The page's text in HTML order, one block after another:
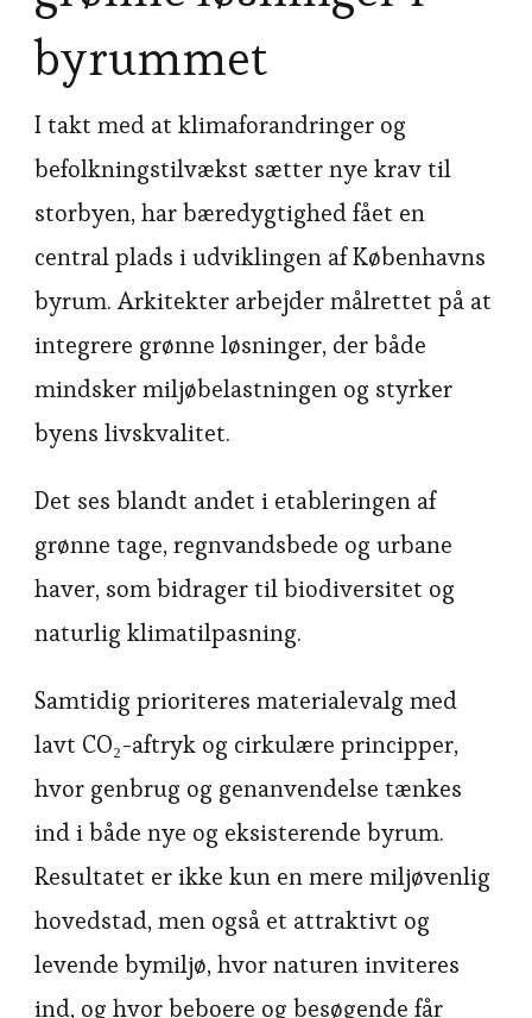
byrummet
I takt med at klimaforandringer og
befolkningstilvækst sætter nye krav til
storbyen, har bæredygtighed fået en
central plads i udviklingen af Københavns
byrum. Arkitekter arbejder målrettet på at
integrere grønne løsninger, der både
mindsker miljøbelastningen og styrker
byens livskvalitet.
Det ses blandt andet i etableringen af
grønne tage, regnvandsbede og urbane
haver, som bidrager til biodiversitet og
naturlig klimatilpasning.
Samtidig prioriteres materialevalg med
lavt CO₂-aftryk og cirkulære principper,
hvor genbrug og genanvendelse tænkes
ind i både nye og eksisterende byrum.
Resultatet er ikke kun en mere miljøvenlig
hovedstad, men også et attraktivt og
levende bymiljø, hvor naturen inviteres
ind, og hvor beboere og besøgende får